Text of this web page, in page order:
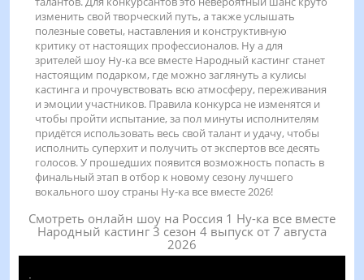
изменить свой творческий путь, а также услышать
полезные советы, наставления и конструктивную
критику от настоящих профессионалов. Ну а для
зрителей шоу Ну-ка все вместе Народный кастинг станет
настоящим подарком, где можно заглянуть а кулисы
кастинга и прочувствовать всю атмосферу, переживания
и эмоции участников. Правила конкурса не изменятся и
чтобы пройти испытание, за пол минуты исполнителям
придётся использовать весь свой талант и удачу, чтобы
исполнить суперхит и получить от экспертов все десять
голосов. У прошедших появится возможность попасть в
финальный этап в отбор к новому сезону лучшего
вокального шоу страны Ну-ка все вместе 2026!
Смотреть онлайн шоу на Россия 1 Ну-ка все вместе
Народный кастинг 3 сезон 4 выпуск от 7 августа
2026